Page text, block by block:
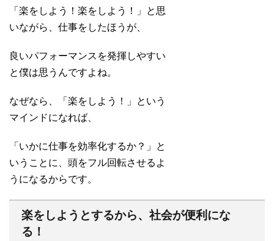
「楽をしよう！楽をしよう！」と思
いながら、仕事をしたほうが、
良いパフォーマンスを発揮しやすい
と僕は思うんですよね。
なぜなら、「楽をしよう！」という
マインドになれば、
「いかに仕事を効率化するか？」と
いうことに、頭をフル回転させるよ
うになるからです。
楽をしようとするから、社会が便利にな
る！